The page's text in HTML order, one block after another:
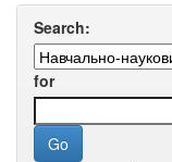
Search:
for